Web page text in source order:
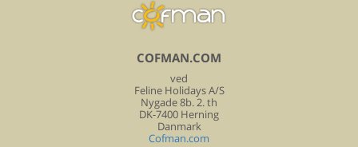
COFMAN.COM
ved
Feline Holidays A/S
Nygade 8b. 2. th
DK-7400 Herning
Danmark
Cofman.com